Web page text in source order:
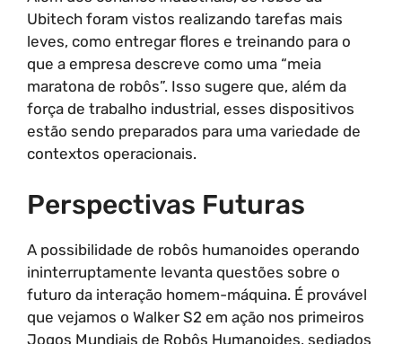
Ubitech foram vistos realizando tarefas mais
leves, como entregar flores e treinando para o
que a empresa descreve como uma “meia
maratona de robôs”. Isso sugere que, além da
força de trabalho industrial, esses dispositivos
estão sendo preparados para uma variedade de
contextos operacionais.
Perspectivas Futuras
A possibilidade de robôs humanoides operando
ininterruptamente levanta questões sobre o
futuro da interação homem-máquina. É provável
que vejamos o Walker S2 em ação nos primeiros
Jogos Mundiais de Robôs Humanoides, sediados